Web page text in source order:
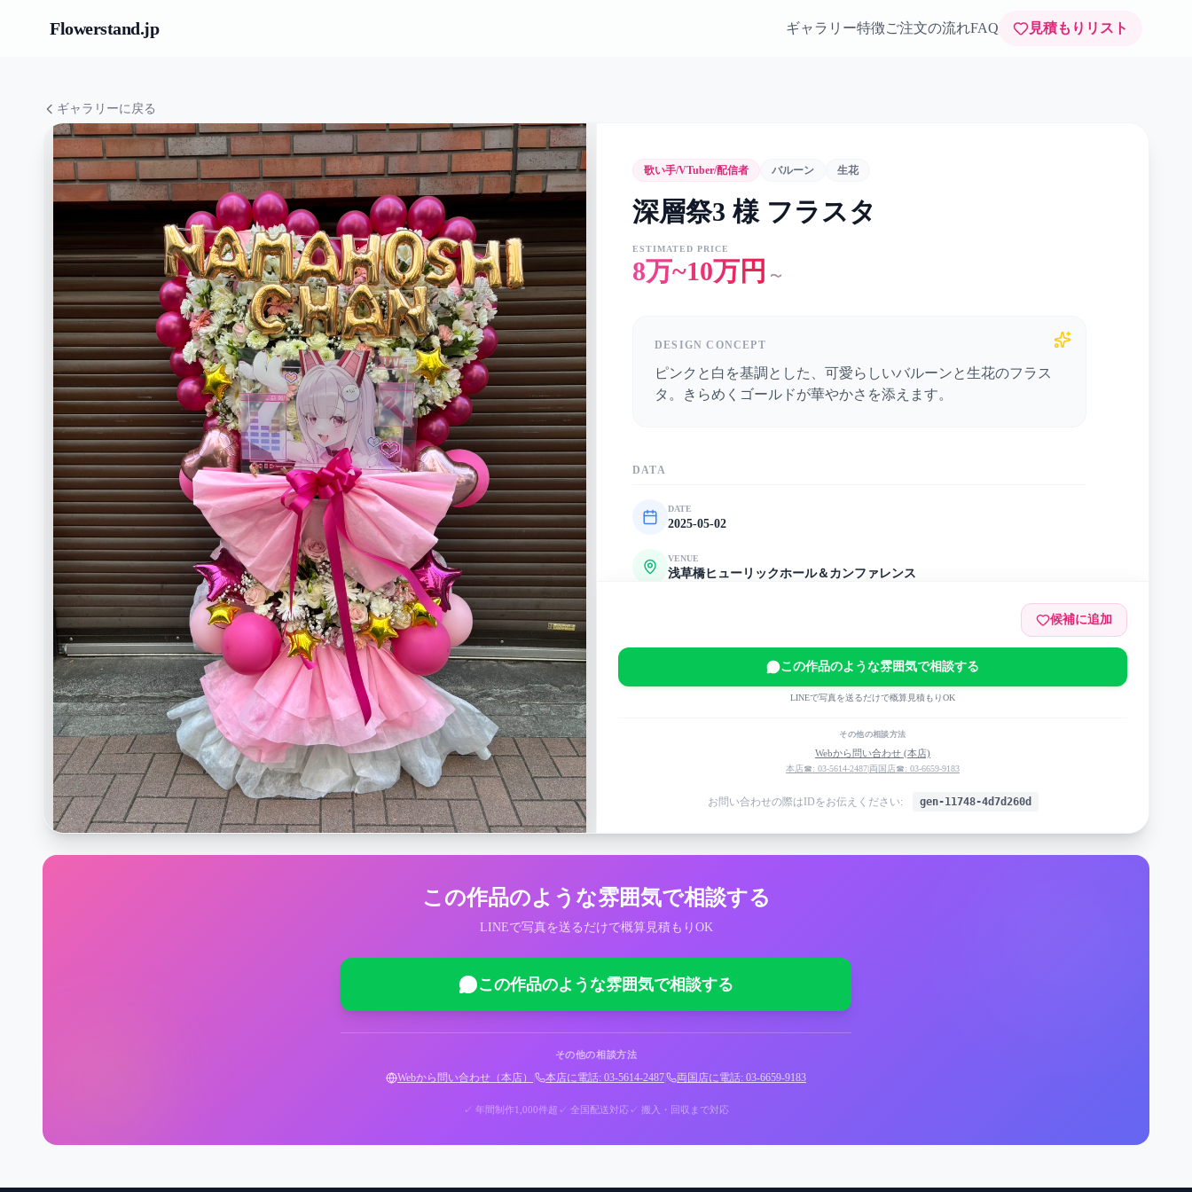
Flowerstand.jp ギャラリー特徴ご注文の流れFAQ 見積もりリスト
ギャラリーに戻る
歌い手/VTuber/配信者 バルーン 生花
深層祭3 様 フラスタ
ESTIMATED PRICE
8万~10万円 〜
DESIGN CONCEPT
ピンクと白を基調とした、可愛らしいバルーンと生花のフラス
タ。きらめくゴールドが華やかさを添えます。
DATA
DATE
2025-05-02
VENUE
浅草橋ヒューリックホール＆カンファレンス
候補に追加
この作品のような雰囲気で相談する
LINEで写真を送るだけで概算見積もりOK
その他の相談方法
Webから問い合わせ (本店)
本店☎: 03-5614-2487|両国店☎: 03-6659-9183
お問い合わせの際はIDをお伝えください: gen-11748-4d7d260d
この作品のような雰囲気で相談する
LINEで写真を送るだけで概算見積もりOK
この作品のような雰囲気で相談する
その他の相談方法
Webから問い合わせ（本店） 本店に電話: 03-5614-2487 両国店に電話: 03-6659-9183
✓ 年間制作1,000件超 ✓ 全国配送対応✓ 搬入・回収まで対応